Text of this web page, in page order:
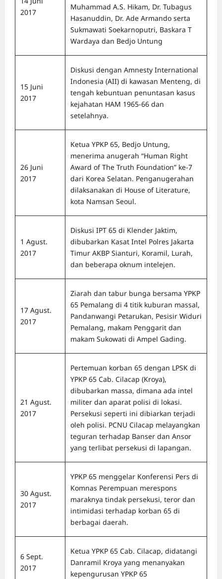
2017
Muhammad A.S. Hikam, Dr. Tubagus
Hasanuddin, Dr. Ade Armando serta
Sukmawati Soekarnoputri, Baskara T
Wardaya dan Bedjo Untung
15 Juni
2017
Diskusi dengan Amnesty International
Indonesia (AII) di kawasan Menteng, di
tengah kebuntuan penuntasan kasus
kejahatan HAM 1965-66 dan
setelahnya.
26 Juni
2017
Ketua YPKP 65, Bedjo Untung,
menerima anugerah “Human Right
Award of The Truth Foundation” ke-7
dari Korea Selatan. Penganugerahan
dilaksanakan di House of Literature,
kota Namsan Seoul.
1 Agust.
2017
Diskusi IPT 65 di Klender Jaktim,
dibubarkan Kasat Intel Polres Jakarta
Timur AKBP Sianturi, Koramil, Lurah,
dan beberapa oknum intelejen.
17 Agust.
2017
Ziarah dan tabur bunga bersama YPKP
65 Pemalang di 4 titik kuburan massal,
Pandanwangi Petarukan, Pesisir Widuri
Pemalang, makam Penggarit dan
makam Sukowati di Ampel Gading.
21 Agust.
2017
Pertemuan korban 65 dengan LPSK di
YPKP 65 Cab. Cilacap (Kroya),
dibubarkan massa, dimana ada intel
militer dan aparat polisi di lokasi.
Persekusi seperti ini dibiarkan terjadi
oleh polisi. PCNU Cilacap melayangkan
teguran terhadap Banser dan Ansor
yang terlibat persekusi di lapangan.
30 Agust.
2017
YPKP 65 menggelar Konferensi Pers di
Komnas Perempuan merespons
maraknya tindak persekusi, teror dan
intimidasi terhadap korban 65 di
berbagai daerah.
6 Sept.
2017
Ketua YPKP 65 Cab. Cilacap, didatangi
Danramil Kroya yang menanyakan
kepengurusan YPKP 65